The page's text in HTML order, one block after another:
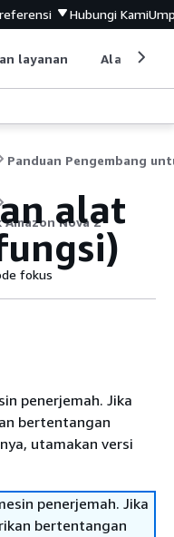
Hubungi Kami
layanan Alat
Nova 2
alat
fokus
penerjemah. Jika
bertentangan
utamakan versi
penerjemah. Jika
bertentangan